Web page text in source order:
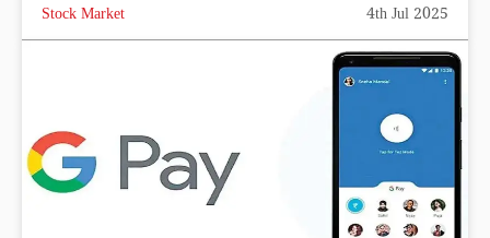
Stock Market 4th Jul 2025